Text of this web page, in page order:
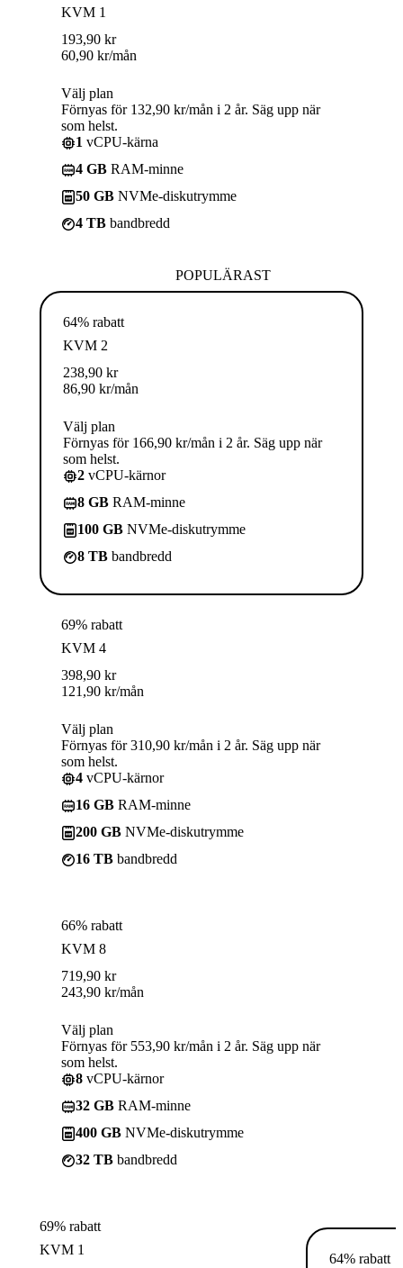
KVM 1
193,90 kr
60,90 kr/mån
Välj plan
Förnyas för 132,90 kr/mån i 2 år. Säg upp när
som helst.
1 vCPU-kärna
4 GB RAM-minne
50 GB NVMe-diskutrymme
4 TB bandbredd
POPULÄRAST
64% rabatt
KVM 2
238,90 kr
86,90 kr/mån
Välj plan
Förnyas för 166,90 kr/mån i 2 år. Säg upp när
som helst.
2 vCPU-kärnor
8 GB RAM-minne
100 GB NVMe-diskutrymme
8 TB bandbredd
69% rabatt
KVM 4
398,90 kr
121,90 kr/mån
Välj plan
Förnyas för 310,90 kr/mån i 2 år. Säg upp när
som helst.
4 vCPU-kärnor
16 GB RAM-minne
200 GB NVMe-diskutrymme
16 TB bandbredd
66% rabatt
KVM 8
719,90 kr
243,90 kr/mån
Välj plan
Förnyas för 553,90 kr/mån i 2 år. Säg upp när
som helst.
8 vCPU-kärnor
32 GB RAM-minne
400 GB NVMe-diskutrymme
32 TB bandbredd
69% rabatt
KVM 1
64% rabatt